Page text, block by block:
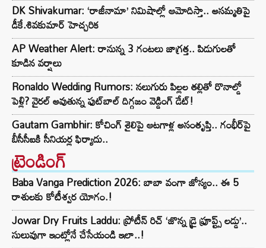
DK Shivakumar: ‘రాజీనామా’ నిమిషాల్లో ఆమోదిస్తా.. అసమ్మతిపై
డీకే.శివకుమార్ హెచ్చరిక
AP Weather Alert: రానున్న 3 గంటలు జాగ్రత్త.. పిడుగులతో
కూడిన వర్షాలు
Ronaldo Wedding Rumors: నలుగురు పిల్లల తల్లితో రొనాల్డో
పెళ్లి? వైరల్ అవుతున్న ఫుట్‌బాల్ దిగ్గజం వెడ్డింగ్ డేట్!
Gautam Gambhir: కోచింగ్ శైలిపై ఆటగాళ్ల అసంతృప్తి.. గంభీర్‌పై
బీసీసీఐకి సీనియర్ల ఫిర్యాదు..
ట్రెండింగ్‌
Baba Vanga Prediction 2026: బాబా వంగా జోస్యం.. ఈ 5
రాశులకు కోటీశ్వర యోగం.!
Jowar Dry Fruits Laddu: ప్రోటీన్ రిచ్ ‘జొన్న డ్రై ఫ్రూప్ట్స్ లడ్డు’..
సులువుగా ఇంట్లోనే చేసేయండి ఇలా..!